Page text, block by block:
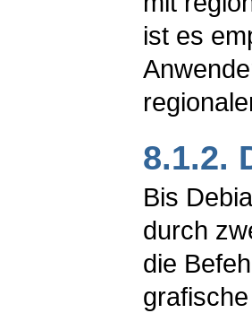
ist es
8.1.2.
Bis
durch
die